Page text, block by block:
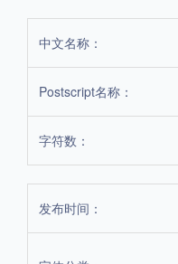
中文名称：
Postscript名称：
字符数：
发布时间：